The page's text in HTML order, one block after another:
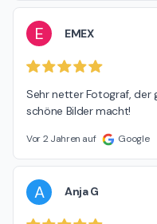
E EMEX
Sehr netter Fotograf, der
schöne Bilder macht!
Vor 2 Jahren auf Google
A Anja G